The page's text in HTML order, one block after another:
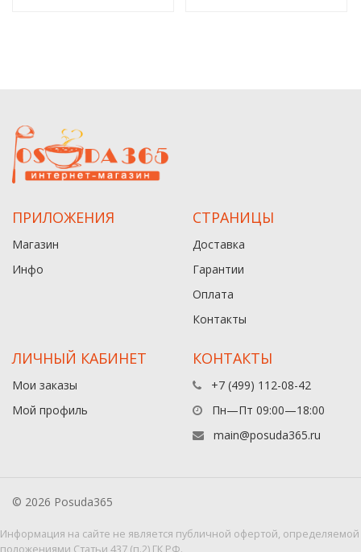
ПРИЛОЖЕНИЯ
Магазин
Инфо
СТРАНИЦЫ
Доставка
Гарантии
Оплата
Контакты
ЛИЧНЫЙ КАБИНЕТ
Мои заказы
Мой профиль
КОНТАКТЫ
+7 (499) 112-08-42
Пн—Пт 09:00—18:00
main@posuda365.ru
© 2026 Posuda365
Информация на сайте не является публичной офертой, определяемой
положениями Статьи 437 (п.2) ГК РФ.